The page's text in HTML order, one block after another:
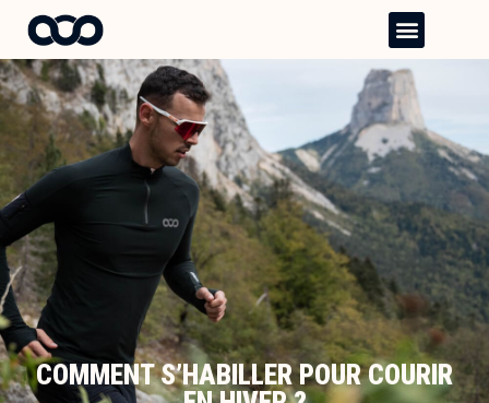
contenu
Menu
COMMENT S’HABILLER POUR COURIR